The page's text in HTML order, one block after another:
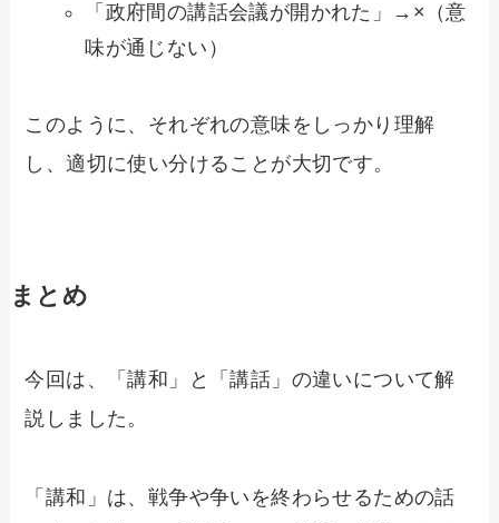
「政府間の講話会議が開かれた」→×（意
味が通じない）
このように、それぞれの意味をしっかり理解
し、適切に使い分けることが大切です。
まとめ
今回は、「講和」と「講話」の違いについて解
説しました。
「講和」は、戦争や争いを終わらせるための話